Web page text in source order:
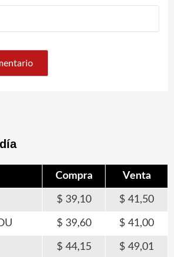
Compra Venta
39,10 41,50
39,60 41,00
44,15 49,01